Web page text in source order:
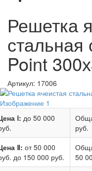
Решетка
стальная
Point
Артикул: 17006
Ⅰ: до 50 000
руб.
Ⅱ: от 50 000
до 150 000 руб.
50